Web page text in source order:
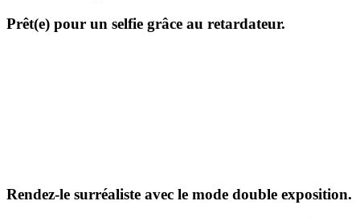
Prêt(e) pour un selfie grâce au retardateur.
Rendez-le surréaliste avec le mode double exposition.